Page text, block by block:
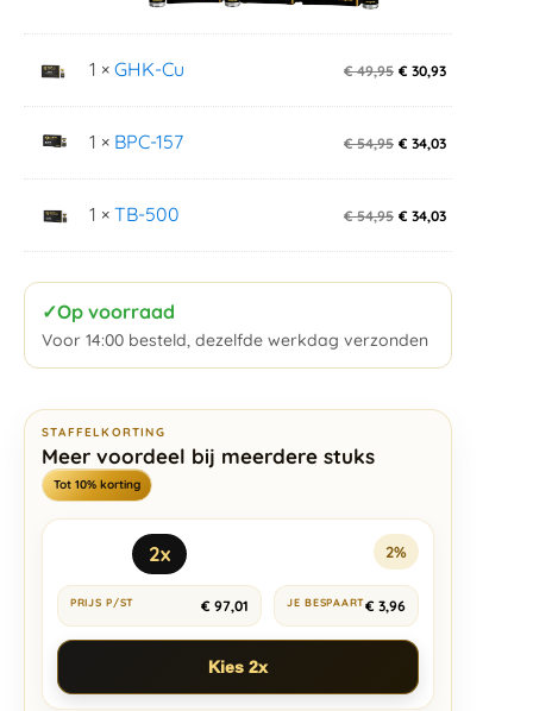
1 × GHK-Cu €49,95 € 30,93
1 × BPC-157 €54,95 € 34,03
1 × TB-500 €54,95 € 34,03
✓Op voorraad
Voor 14:00 besteld, dezelfde werkdag verzonden
STAFFELKORTING
Meer voordeel bij meerdere stuks
Tot 10% korting
2x 2%
€ 97,01 € 3,96
Kies 2x